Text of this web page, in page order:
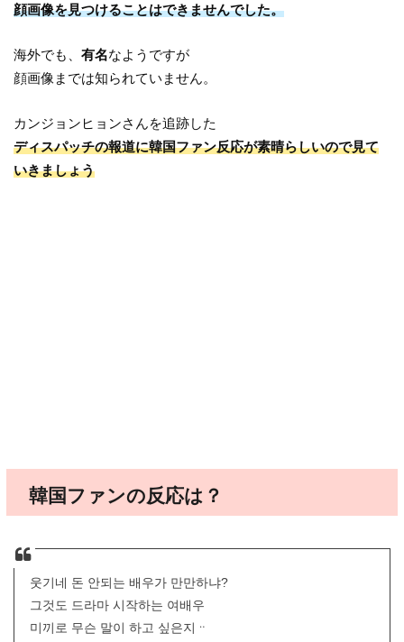
顔画像を見つけることはできませんでした。
海外でも、有名なようですが
顔画像までは知られていません。
カンジョンヒョンさんを追跡した
ディスパッチの報道に韓国ファン反応が素晴らしいので見て
いきましょう
韓国ファンの反応は？
웃기네 돈 안되는 배우가 만만하냐?
그것도 드라마 시작하는 여배우
미끼로 무슨 말이 하고 싶은지ᆢ